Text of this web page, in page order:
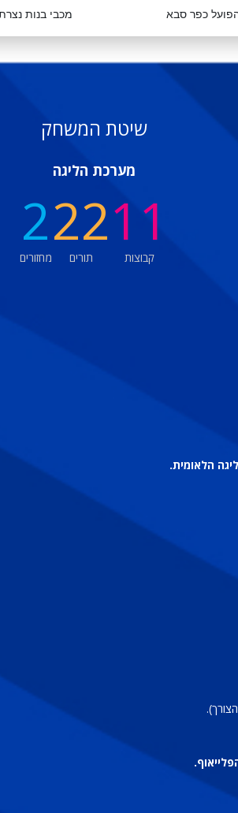
מכבי בנות כפר סבא
שיטת המשחק
מערכת הליגה
2
מחזורים
22
תורים
11
קבוצות
הלאומית.